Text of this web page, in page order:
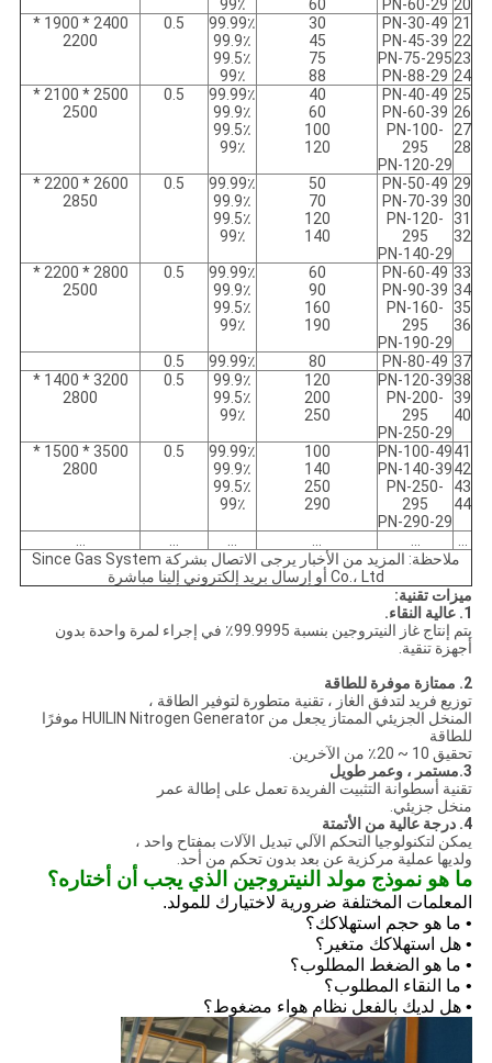
20
PN-60-29
60
99٪
21
22
23
24
PN-30-49
PN-45-39
PN-75-295
PN-88-29
30
45
75
88
99.99٪
99.9٪
99.5٪
99٪
0.5
2400 * 1900 *
2200
25
26
27
28
PN-40-49
PN-60-39
PN-100-
295
PN-120-29
40
60
100
120
99.99٪
99.9٪
99.5٪
99٪
0.5
2500 * 2100 *
2500
29
30
31
32
PN-50-49
PN-70-39
PN-120-
295
PN-140-29
50
70
120
140
99.99٪
99.9٪
99.5٪
99٪
0.5
2600 * 2200 *
2850
33
34
35
36
PN-60-49
PN-90-39
PN-160-
295
PN-190-29
60
90
160
190
99.99٪
99.9٪
99.5٪
99٪
0.5
2800 * 2200 *
2500
37
PN-80-49
80 99.99٪
0.5
38
39
40
PN-120-39
PN-200-
295
PN-250-29
120
200
250
99.9٪
99.5٪
99٪
0.5
3200 * 1400 *
2800
41
42
43
44
PN-100-49
PN-140-39
PN-250-
295
PN-290-29
100
140
250
290
99.99٪
99.9٪
99.5٪
99٪
0.5
3500 * 1500 *
2800
...
...
...
...
...
...
ملاحظة: المزيد من الأخبار يرجى الاتصال بشركة Since Gas System
Co.، Ltd أو إرسال بريد إلكتروني إلينا مباشرة
ميزات تقنية:
1. عالية النقاء.
يتم إنتاج غاز النيتروجين بنسبة 99.9995٪ في إجراء لمرة واحدة بدون
أجهزة تنقية.
2. ممتازة موفرة للطاقة
توزيع فريد لتدفق الغاز ، تقنية متطورة لتوفير الطاقة ،
المنخل الجزيئي الممتاز يجعل من HUILIN Nitrogen Generator موفرًا
للطاقة
تحقيق 10 ~ 20٪ من الآخرين.
3.مستمر ، وعمر طويل
تقنية أسطوانة التثبيت الفريدة تعمل على إطالة عمر
منخل جزيئي.
4. درجة عالية من الأتمتة
يمكن لتكنولوجيا التحكم الآلي تبديل الآلات بمفتاح واحد ،
ولديها عملية مركزية عن بعد بدون تحكم من أحد.
ما هو نموذج مولد النيتروجين الذي يجب أن أختاره؟
المعلمات المختلفة ضرورية لاختيارك للمولد.
• ما هو حجم استهلاكك؟
• هل استهلاكك متغير؟
• ما هو الضغط المطلوب؟
• ما النقاء المطلوب؟
• هل لديك بالفعل نظام هواء مضغوط؟